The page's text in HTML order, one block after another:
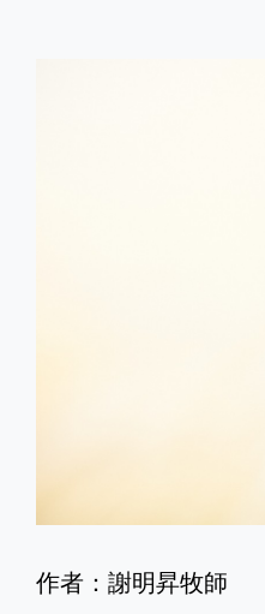
作者：謝明昇牧師